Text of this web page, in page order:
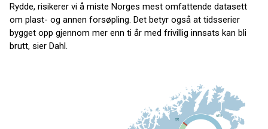
Rydde, risikerer vi å miste Norges mest omfattende datasett
om plast- og annen forsøpling. Det betyr også at tidsserier
bygget opp gjennom mer enn ti år med frivillig innsats kan bli
brutt, sier Dahl.